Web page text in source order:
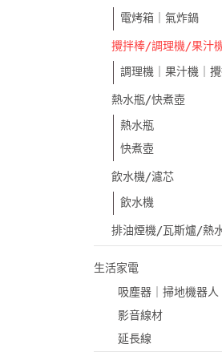
電烤箱｜氣炸鍋
攪拌棒/調理機/果汁
調理機｜果汁機｜
熱水瓶/快煮壺
熱水瓶
快煮壺
飲水機/濾芯
飲水機
排油煙機/瓦斯爐/熱
生活家電
吸塵器｜掃地機器人
影音線材
延長線